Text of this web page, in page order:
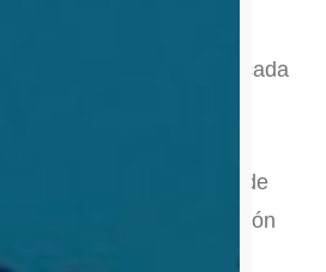
propio, un software
que se adapta a cada
la importancia de
transparencia en la gestión
eso que ofrecemos a